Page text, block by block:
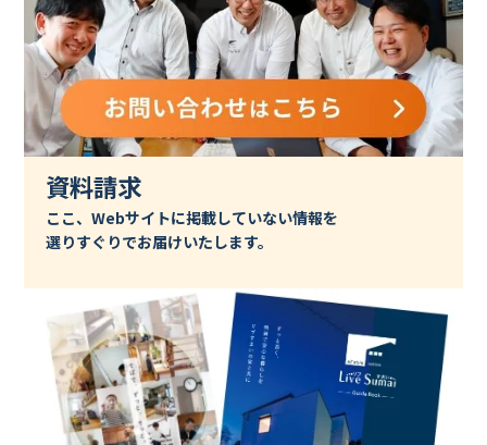
資料請求
ここ、Webサイトに掲載していない情報を
選りすぐりでお届けいたします。